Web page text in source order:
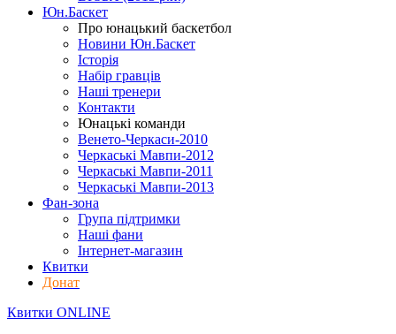
Юн.Баскет
Про юнацький баскетбол
Новини Юн.Баскет
Історія
Набір гравців
Наші тренери
Контакти
Юнацькі команди
Венето-Черкаси-2010
Черкаські Мавпи-2012
Черкаські Мавпи-2011
Черкаські Мавпи-2013
Фан-зона
Група підтримки
Наші фани
Інтернет-магазин
Квитки
Донат
Квитки ONLINE